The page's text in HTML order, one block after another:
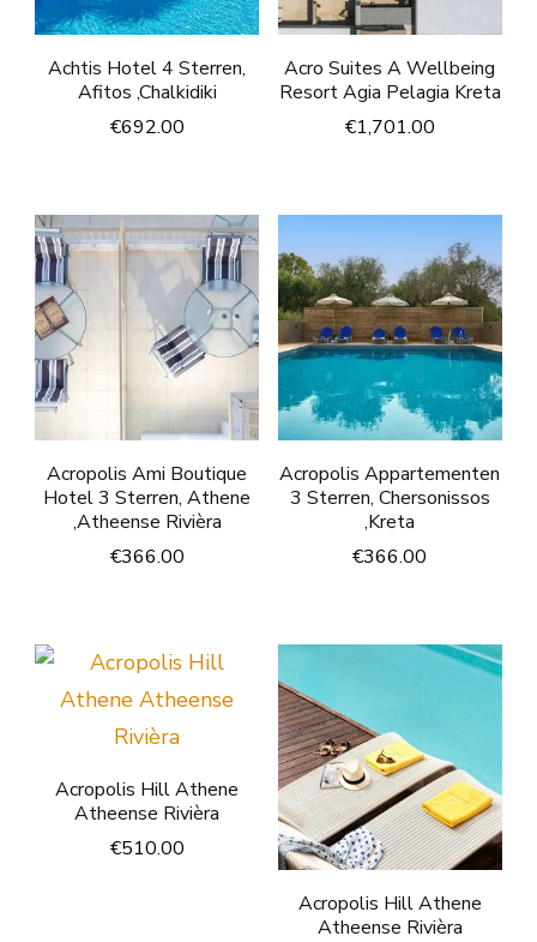
Achtis Hotel 4 Sterren,
Afitos ,Chalkidiki
€692.00
Acro Suites A Wellbeing
Resort Agia Pelagia Kreta
€1,701.00
Acropolis Ami Boutique
Hotel 3 Sterren, Athene
,Atheense Rivièra
€366.00
Acropolis Appartementen
3 Sterren, Chersonissos
,Kreta
€366.00
Acropolis Hill Athene
Atheense Rivièra
€510.00
Acropolis Hill Athene
Atheense Rivièra